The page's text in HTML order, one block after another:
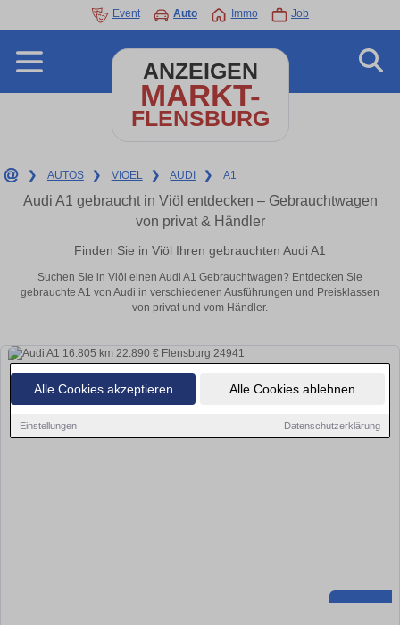
Alle Cookies akzeptieren Alle Cookies ablehnen
Einstellungen Datenschutzerklärung
Event Auto Immo Job
ANZEIGEN
MARKT-
FLENSBURG
❯ AUTOS ❯ VIOEL ❯ AUDI ❯ A1
Audi A1 gebraucht in Viöl entdecken – Gebrauchtwagen
von privat & Händler
Finden Sie in Viöl Ihren gebrauchten Audi A1
Suchen Sie in Viöl einen Audi A1 Gebrauchtwagen? Entdecken Sie
gebrauchte A1 von Audi in verschiedenen Ausführungen und Preisklassen
von privat und vom Händler.